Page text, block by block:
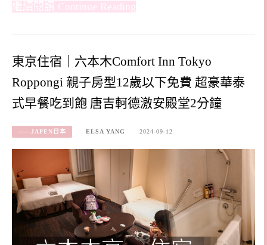
Continue Reading
東京住宿｜六本木Comfort Inn Tokyo
Roppongi 親子房型12歲以下免費 超豪華泰
式早餐吃到飽 唐吉軻德激安殿堂2分鐘
——JAPEN日本 ELSA YANG 2024-09-12